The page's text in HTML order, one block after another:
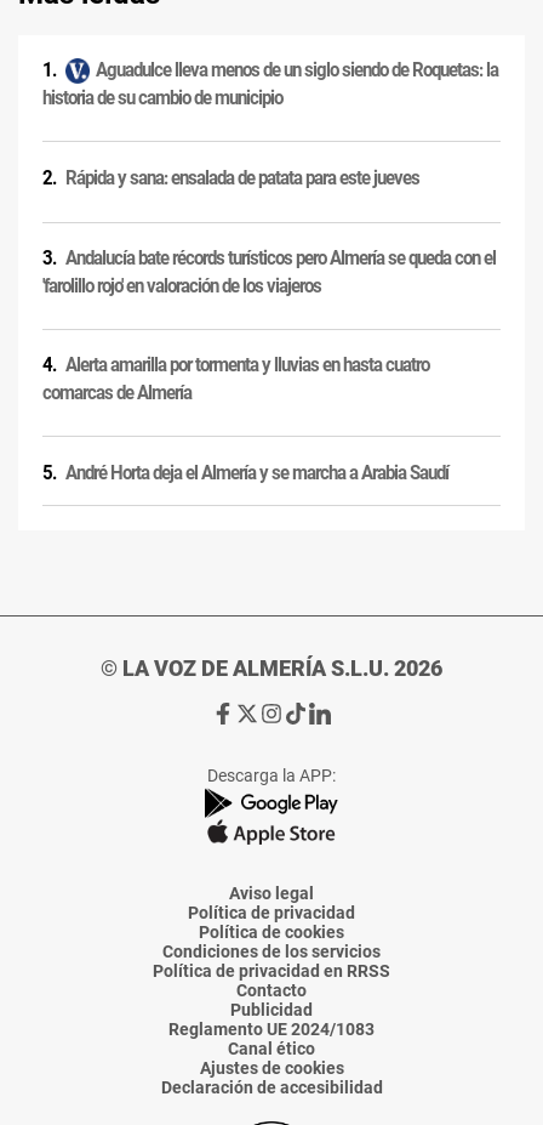
Aguadulce lleva menos de un siglo siendo de Roquetas: la
historia de su cambio de municipio
Rápida y sana: ensalada de patata para este jueves
Andalucía bate récords turísticos pero Almería se queda con el
'farolillo rojo' en valoración de los viajeros
Alerta amarilla por tormenta y lluvias en hasta cuatro
comarcas de Almería
André Horta deja el Almería y se marcha a Arabia Saudí
© LA VOZ DE ALMERÍA S.L.U. 2026
Ir
de
La
Voz
Almería
Ir
de
La
Voz
Almería
Ir
de
La
Voz
Almería
Ir
de
La
Voz
Almería
Ir
de
La
Voz
Descarga la APP:
Aviso legal
Política de privacidad
Política de cookies
Condiciones de los servicios
Política de privacidad en RRSS
Contacto
Publicidad
Reglamento UE 2024/1083
Canal ético
Ajustes de cookies
Declaración de accesibilidad